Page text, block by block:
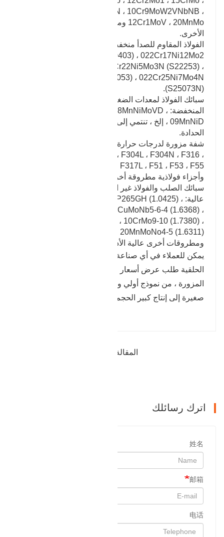
10Cr9Mo1VNbN ، 10Cr9MoW2VNbNB ،
12Cr1MoV ، 20MnMo ومطروقات وعاء الضغط
الأخرى.
الفولاذ المقاوم للصدأ منخفض الكربون للغاية:
022Cr19Ni10 (S30403) ، 022Cr17Ni12Mo2
(S31603) ، 022Cr22Ni5Mo3N (S22253) ،
022Cr23Ni5Mo3N (S22053) ، 022Cr25Ni7Mo4N
(S25073N).
سبائك الفولاذ لمعدات الضغط ذات درجة الحرارة
المنخفضة: 16MnD ، 20MnMoD ، 08MnNiMoVD ،
09MnNiD ، إلخ ، تنتمي إلى المطروقات الخاصة لمصنع
الحدادة.
F91 ، F92 ، F316L ، F304 ، F304L ، F304N ، F316 ،
F316L ، F316LN ، F317 ، F317L ، F51 ، F53 ، F55
وأجزاء فولاذية مطروقة أخرى.
سبائك الصلب والفولاذ غير السبائكي مع أداء درجة حرارة
عالية: P235GH (1.0345) ، P265GH (1.0425) ،
16Mo3 (1.5415) ، 15NiCuMoNb5-6-4 (1.6368) ،
13CrMo4-5 (1.7335) ، 10CrMo9-10 (1.7380) ،
X10CrMoVNb -1 (1.4903) ، 20MnMoNo4-5 (1.6311)
ومطروقات أخرى عالية الأداء.
يمكن للعملاء في أي صناعة تستخدم أغطية نهاية التروس
الحلقية طلب عرض أسعار لأي عدد من أغطية النهاية
المزورة ، من نموذج أولي واحد في كل مرة ودفعات
صغيرة إلى إنتاج كبير الحجم.
المقالة السابقة : سلسلة مكشطة مزورة
اترك رسائلك
姓名
邮箱
电话